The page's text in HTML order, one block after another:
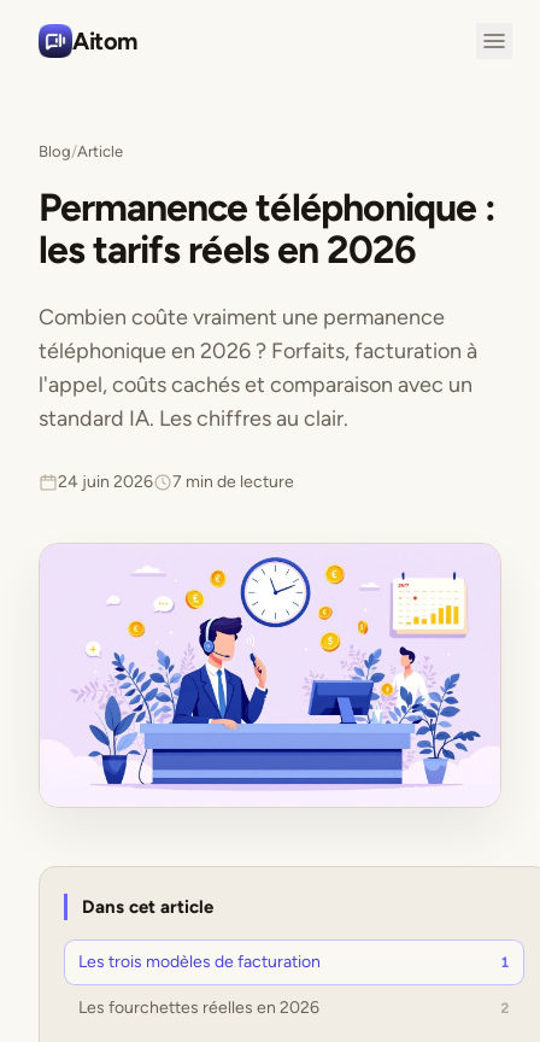
Aitom
Blog/Article
Permanence téléphonique :
les tarifs réels en 2026
Combien coûte vraiment une permanence
téléphonique en 2026 ? Forfaits, facturation à
l'appel, coûts cachés et comparaison avec un
standard IA. Les chiffres au clair.
24 juin 2026 7 min de lecture
Dans cet article
Les trois modèles de facturation 1
Les fourchettes réelles en 2026 2